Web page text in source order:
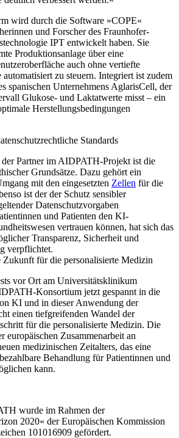
wird durch die Software »COPE«
und Forscher des Fraunhofer-
IPT entwickelt haben. Sie
Produktionsanlage über eine
auch ohne vertiefte
zu steuern. Integriert ist zudem
spanischen Unternehmens AglarisCell, der
Glukose- und Laktatwerte misst – ein
Herstellungsbedingungen
Standards
Partner im AIDPATH-Projekt ist die
Grundsätze. Dazu gehört ein
mit den eingesetzten Zellen für die
ist der der Schutz sensibler
Datenschutzvorgaben
und Patienten den KI-
vertrauen können, hat sich das
Transparenz, Sicherheit und
verpflichtet.
Zukunft für die personalisierte Medizin
vor Ort am Universitätsklinikum
Konsortium jetzt gespannt in die
KI und in dieser Anwendung der
einen tiefgreifenden Wandel der
für die personalisierte Medizin. Die
europäischen Zusammenarbeit an
medizinischen Zeitalters, das eine
Behandlung für Patientinnen und
kann.
wurde im Rahmen der
2020« der Europäischen Kommission
101016909 gefördert.